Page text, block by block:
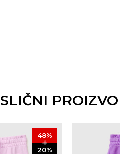
SLIČNI
48%
20%